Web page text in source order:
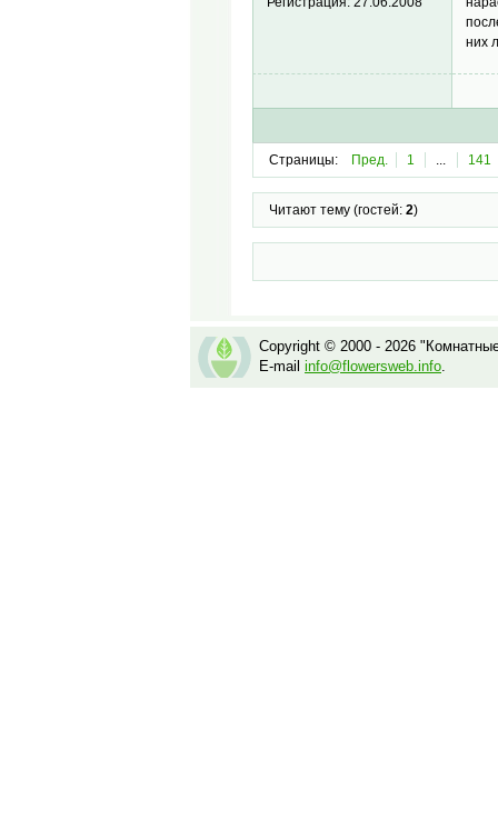
них
Страницы: Пред. 1 ... 141
Читают тему (гостей: 2)
Copyright © 2000 - 2026
E-mail info@flowersweb.info.